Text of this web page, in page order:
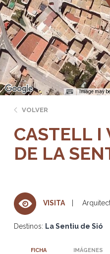
Image may
VOLVER
CASTELL I
DE LA
VISITA
Destinos: La Sentiu de Sió
FICHA IMÁGENES